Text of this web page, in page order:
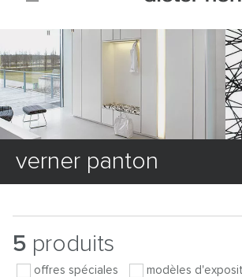
verner panton
5 produits
offres spéciales modèles